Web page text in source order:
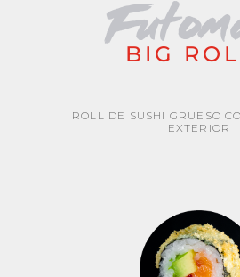
BIG
ROLL DE SUSHI GRUESO
EXTERIOR